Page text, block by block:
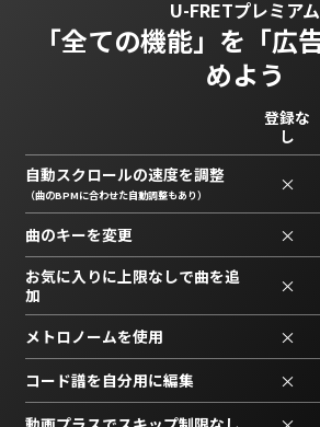
U-FRETプレミアム
「全ての機能」を 「広
めよう
登録な
し
自動スクロールの速度を調整
（曲のBPMに合わせた自動調整もあり） ×
曲のキーを変更 ×
お気に入りに上限なしで曲を追
加
×
メトロノームを使用 ×
コード譜を自分用に編集 ×